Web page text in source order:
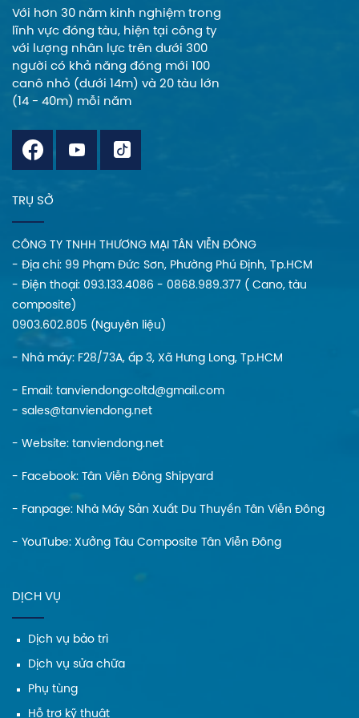
Với hơn 30 năm kinh nghiệm trong
lĩnh vực đóng tàu, hiện tại công ty
với lượng nhân lực trên dưới 300
người có khả năng đóng mới 100
canô nhỏ (dưới 14m) và 20 tàu lớn
(14 - 40m) mỗi năm
TRỤ SỞ
CÔNG TY TNHH THƯƠNG MẠI TÂN VIỄN ĐÔNG
- Địa chi: 99 Phạm Đức Sơn, Phường Phú Định, Tp.HCM
- Điện thoại: 093.133.4086 - 0868.989.377 ( Cano, tàu
composite)
0903.602.805 (Nguyên liệu)
- Nhà máy: F28/73A, ấp 3, Xã Hưng Long, Tp.HCM
- Email: tanviendongcoltd@gmail.com
- sales@tanviendong.net
- Website: tanviendong.net
- Facebook: Tân Viễn Đông Shipyard
- Fanpage: Nhà Máy Sản Xuất Du Thuyền Tân Viễn Đông
- YouTube: Xưởng Tàu Composite Tân Viễn Đông
DỊCH VỤ
Dịch vụ bảo trì
Dịch vụ sửa chữa
Phụ tùng
Hỗ trợ kỹ thuật